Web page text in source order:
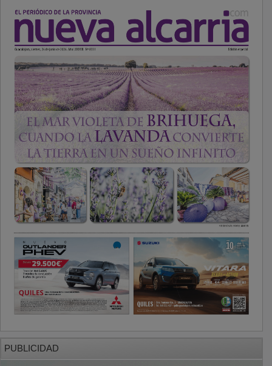
PUBLICIDAD